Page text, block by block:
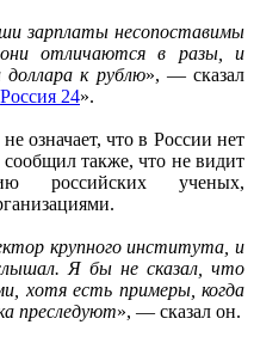
зарплаты несопоставимы
отличаются в разы, и
доллара к рублю», — сказал
Россия 24».
означает, что в России нет
также, что не видит
российских ученых,
крупного института, и
Я бы не сказал, что
хотя есть примеры, когда
преследуют», — сказал он.